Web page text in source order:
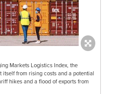
Markets Logistics Index, the
from rising costs and a potential
hikes and a flood of exports from